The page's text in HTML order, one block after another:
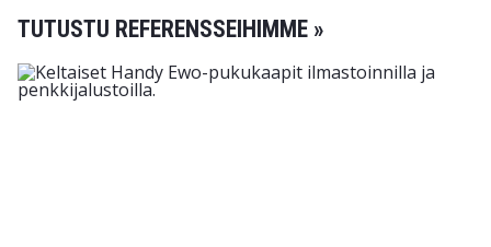
TUTUSTU REFERENSSEIHIMME »